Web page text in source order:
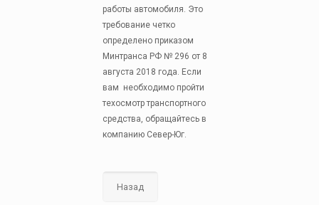
работы автомобиля. Это
требование четко
определено приказом
Минтранса РФ № 296 от 8
августа 2018 года. Если
вам необходимо пройти
техосмотр транспортного
средства, обращайтесь в
компанию Север-Юг.
Назад